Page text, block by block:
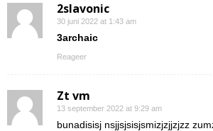
2slavonic
30 juni 2022 at 1:43 am
3archaic
Reageer
Zt vm
13 september 2022 at 9:29 am
bunadisisj nsjjsjsisjsmizjzjjzjzz